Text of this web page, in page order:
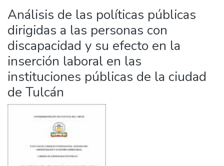
Estadísticas Externas
Manuales
Análisis de las políticas públicas
dirigidas a las personas con
discapacidad y su efecto en la
inserción laboral en las
instituciones públicas de la ciudad
de Tulcán